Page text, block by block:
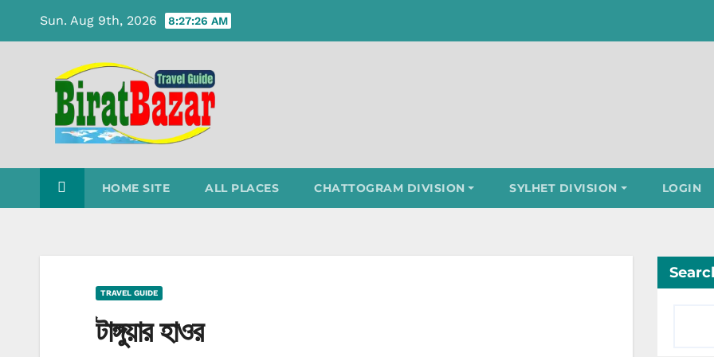
Sun. Aug 9th, 2026 8:27:26 AM
HOME SITE ALL PLACES CHATTOGRAM DIVISION SYLHET DIVISION LOGIN
TRAVEL GUIDE
টাঙ্গুয়ার হাওর